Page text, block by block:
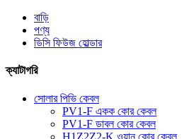
বাড়ি
পণ্য
ডিসি ফিউজ হোল্ডার
ক্যাটাগরি
সোলার পিভি কেবল
PV1-F একক কোর কেবল
PV1-F ডাবল কোর কেবল
H1Z2Z2-K ওয়ান কোর কেবল